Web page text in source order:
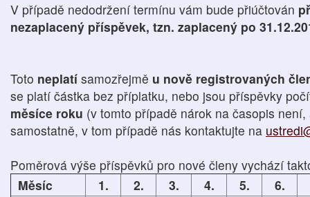
V případě nedodržení termínu vám bude přiúčtován
nezaplacený příspěvek, tzn. zaplacený po
Toto neplatí samozřejmě u nově registrovaných
se platí částka bez příplatku, nebo jsou příspěvky
měsíce roku (v tomto případě nárok na časopis
samostatně, v tom případě nás kontaktujte na
Poměrová výše příspěvků pro nové členy vychází
Měsíc
1. 2. 3. 4. 5. 6.